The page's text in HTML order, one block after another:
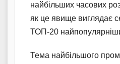
найбільших часових
як це явище виглядає
ТОП-20
Тема найбільшого